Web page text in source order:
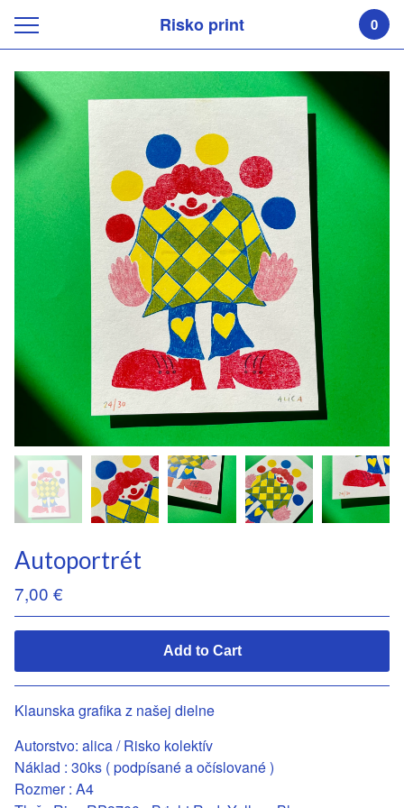
Risko print 0
Autoportrét
7,00 €
Add to Cart
Klaunska grafika z našej dielne
Autorstvo: alica / Risko kolektív
Náklad : 30ks ( podpísané a očíslované )
Rozmer : A4